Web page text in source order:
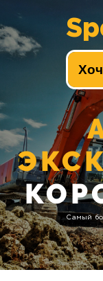
Самый